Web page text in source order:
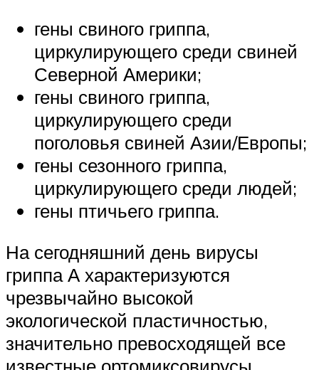
гены свиного гриппа,
циркулирующего среди свиней
Северной Америки;
гены свиного гриппа,
циркулирующего среди
поголовья свиней Азии/Европы;
гены сезонного гриппа,
циркулирующего среди людей;
гены птичьего гриппа.
На сегодняшний день вирусы
гриппа А характеризуются
чрезвычайно высокой
экологической пластичностью,
значительно превосходящей все
известные ортомиксовирусы.